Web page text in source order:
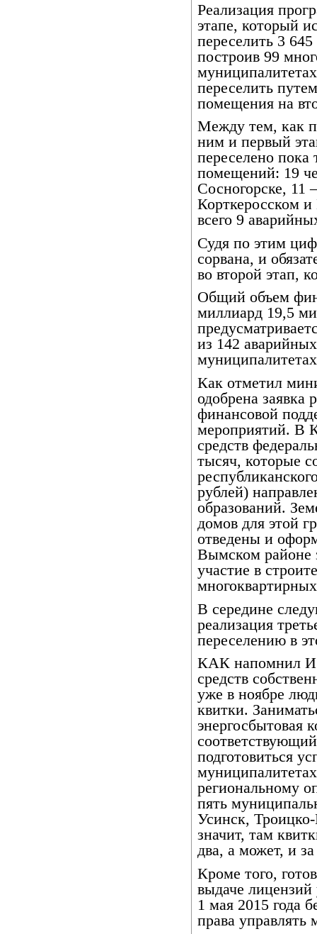
Реализация
этапе, который
переселить 3
построив 99
переселить
помещения на
Между тем, как
ним и первый
переселено пока
помещений: 19
Сосногорске, 11
Корткеросском
всего 9
Судя по этим
сорвана, и
во второй этап,
Общий объем
миллиард 19,5
из 142
Как отметил
одобрена заявка
финансовой
мероприятий. В
средств
тысяч, которые
рублей)
образований.
домов для этой
отведены и
Вымском районе
участие в
В середине
реализация
переселению в
КАК напомнил
средств
уже в ноябре
квитки.
энергосбытовая
подготовиться
региональному
пять
Усинск,
значит, там
два, а может, и
Кроме того,
выдаче
1 мая 2015 года
права